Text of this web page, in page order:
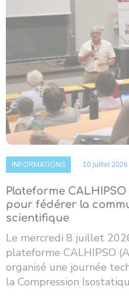
INFORMATIONS 10 juillet 2026
Plateforme
pour fédérer la
scientifique
Le mercredi 8 juillet
plateforme CALHIPSO
organisé une journée
la Compression